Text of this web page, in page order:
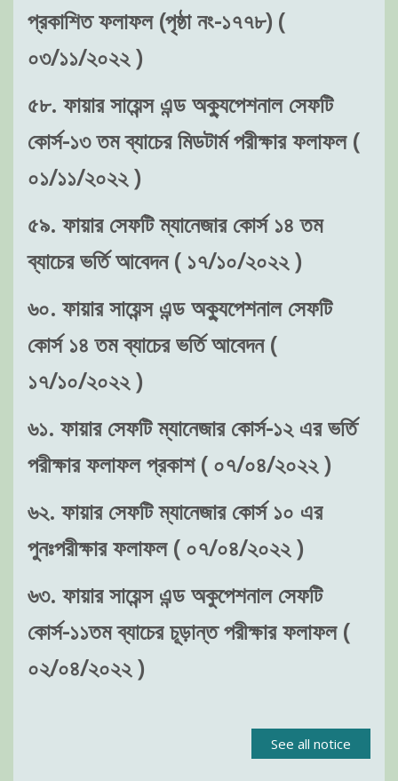
প্রকাশিত ফলাফল (পৃষ্ঠা নং-১৭৭৮) (
০৩/১১/২০২২ )
৫৮. ফায়ার সায়েন্স এন্ড অক্যুপেশনাল সেফটি
কোর্স-১৩ তম ব্যাচের মিডটার্ম পরীক্ষার ফলাফল (
০১/১১/২০২২ )
৫৯. ফায়ার সেফটি ম্যানেজার কোর্স ১৪ তম
ব্যাচের ভর্তি আবেদন ( ১৭/১০/২০২২ )
৬০. ফায়ার সায়েন্স এন্ড অক্যুপেশনাল সেফটি
কোর্স ১৪ তম ব্যাচের ভর্তি আবেদন (
১৭/১০/২০২২ )
৬১. ফায়ার সেফটি ম্যানেজার কোর্স-১২ এর ভর্তি
পরীক্ষার ফলাফল প্রকাশ ( ০৭/০৪/২০২২ )
৬২. ফায়ার সেফটি ম্যানেজার কোর্স ১০ এর
পুনঃপরীক্ষার ফলাফল ( ০৭/০৪/২০২২ )
৬৩. ফায়ার সায়েন্স এন্ড অকুপেশনাল সেফটি
কোর্স-১১তম ব্যাচের চূড়ান্ত পরীক্ষার ফলাফল (
০২/০৪/২০২২ )
See all notice